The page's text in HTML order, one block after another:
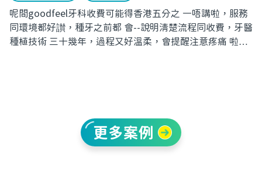
呢間goodfeel牙科收費可能得香港五分之 一唔講啦，服務
同環境都好讃，種牙之前都 會--說明清楚流程同收費，牙醫
種植技術 三十幾年，過程又好溫柔，會提醒注意疼痛 啦、
更多案例